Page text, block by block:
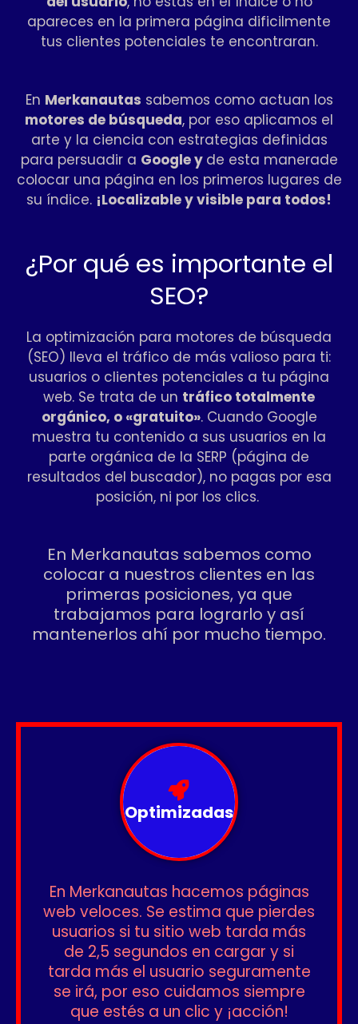
apareces en la primera página dificilmente
tus clientes potenciales te encontraran.
En Merkanautas sabemos como actuan los
motores de búsqueda, por eso aplicamos el
arte y la ciencia con estrategias definidas
para persuadir a Google y de esta manerade
colocar una página en los primeros lugares de
su índice. ¡Localizable y visible para todos!
¿Por qué es importante el
SEO?
La optimización para motores de búsqueda
(SEO) lleva el tráfico de más valioso para ti:
usuarios o clientes potenciales a tu página
web. Se trata de un tráfico totalmente
orgánico, o «gratuito». Cuando Google
muestra tu contenido a sus usuarios en la
parte orgánica de la SERP (página de
resultados del buscador), no pagas por esa
posición, ni por los clics.
En Merkanautas sabemos como
colocar a nuestros clientes en las
primeras posiciones, ya que
trabajamos para lograrlo y así
mantenerlos ahí por mucho tiempo.
Optimizadas
En Merkanautas hacemos páginas
web veloces. Se estima que pierdes
usuarios si tu sitio web tarda más
de 2,5 segundos en cargar y si
tarda más el usuario seguramente
se irá, por eso cuidamos siempre
que estés a un clic y ¡acción!